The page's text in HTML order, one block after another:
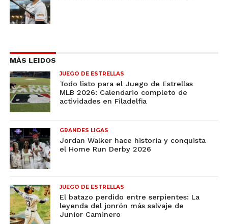
MÁS LEIDOS
JUEGO DE ESTRELLAS
Todo listo para el Juego de Estrellas
MLB 2026: Calendario completo de
actividades en Filadelfia
GRANDES LIGAS
Jordan Walker hace historia y conquista
el Home Run Derby 2026
JUEGO DE ESTRELLAS
El batazo perdido entre serpientes: La
leyenda del jonrón más salvaje de
Junior Caminero